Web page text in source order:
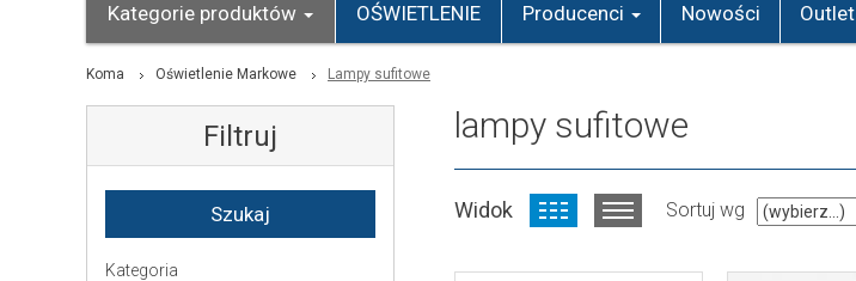
Kategorie produktów OŚWIETLENIE Producenci Nowości Outlet
Koma Oświetlenie Markowe Lampy sufitowe
Filtruj
Kategoria
lampy sufitowe
Widok Sortuj wg